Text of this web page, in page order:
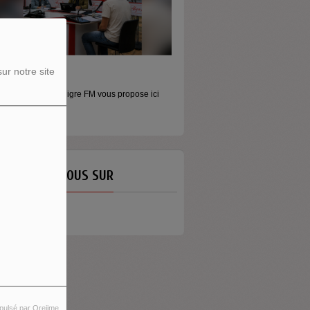
notre site
par Orejime
baladeurs Aligre FM vous propose ici
des...
NOUS SUR